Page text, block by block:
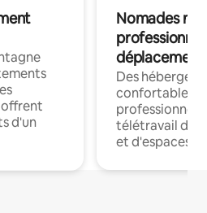
offrent
d'un
Nomades
déplacement
Des
confortables
professionnels
télétravail
et d'espaces